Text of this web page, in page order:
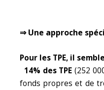
⇒ Une approche
Pour les TPE, il
14% des TPE(252
fonds propres et de